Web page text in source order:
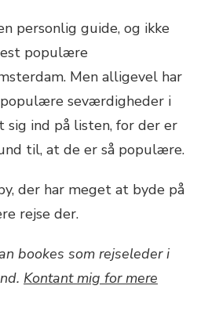
personlig guide, og ikke
populære
Men alligevel har
seværdigheder i
sig ind på listen, for der er
til, at de er så populære.
der har meget at byde på
rejse der.
bookes som rejseleder i
Kontant mig for mere